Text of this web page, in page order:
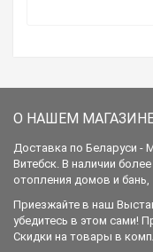
О НАШЕМ
Доставка по Беларуси -
Витебск. В наличии
отопления домов и бань,
Приезжайте в наш
убедитесь в этом сами!
Скидки на товары в